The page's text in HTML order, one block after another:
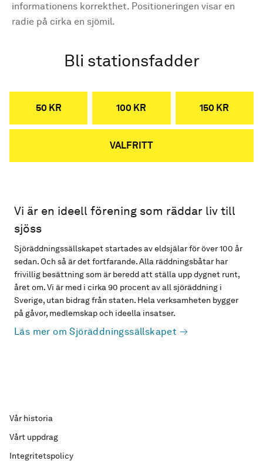
informationens korrekthet. Positioneringen visar en
radie på cirka en sjömil.
Bli stationsfadder
50 KR 100 KR 150 KR
VALFRITT
Vi är en ideell förening som räddar liv till
sjöss
Sjöräddningssällskapet startades av eldsjälar för över 100 år
sedan. Och så är det fortfarande. Alla räddningsbåtar har
frivillig besättning som är beredd att ställa upp dygnet runt,
året om. Vi är med i cirka 90 procent av all sjöräddning i
Sverige, utan bidrag från staten. Hela verksamheten bygger
på gåvor, medlemskap och ideella insatser.
Läs mer om Sjöräddningssällskapet
Vår historia
Vårt uppdrag
Integritetspolicy